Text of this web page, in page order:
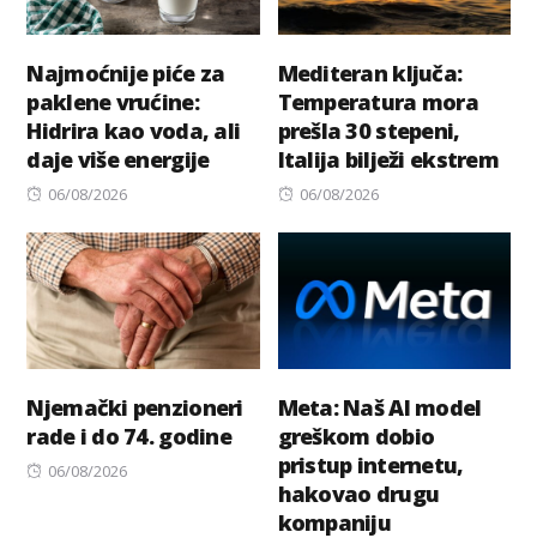
Najmoćnije piće za
paklene vrućine:
Hidrira kao voda, ali
daje više energije
Posted
06/08/2026
Mediteran ključa:
Temperatura mora
prešla 30 stepeni,
Italija bilježi ekstrem
Posted
06/08/2026
Njemački penzioneri
rade i do 74. godine
Posted
06/08/2026
Meta: Naš AI model
greškom dobio
pristup internetu,
hakovao drugu
kompaniju